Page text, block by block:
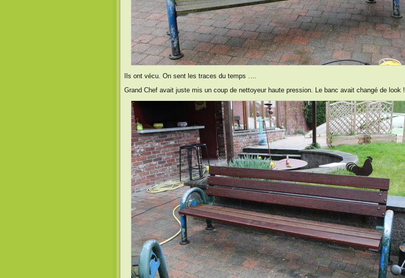
Ils ont vécu. On sent les traces du temps ….
Grand Chef avait juste mis un coup de nettoyeur haute pression. Le banc avait changé de look !